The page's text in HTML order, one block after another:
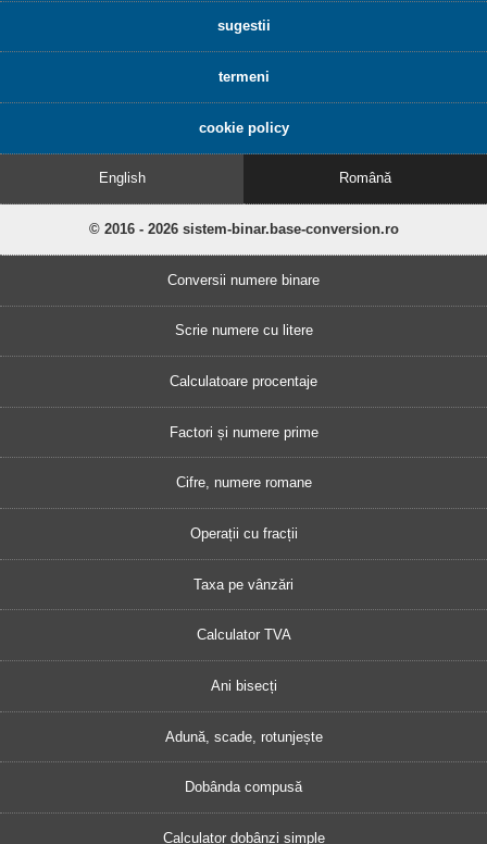
sugestii
termeni
cookie policy
English Română
© 2016 - 2026 sistem-binar.base-conversion.ro
Conversii numere binare
Scrie numere cu litere
Calculatoare procentaje
Factori și numere prime
Cifre, numere romane
Operații cu fracții
Taxa pe vânzări
Calculator TVA
Ani bisecți
Adună, scade, rotunjește
Dobânda compusă
Calculator dobânzi simple